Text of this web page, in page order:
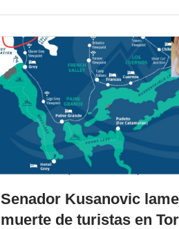
Senador Kusanovic
muerte de turistas en